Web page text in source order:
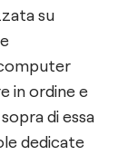
su
in ordine e
di essa
dedicate